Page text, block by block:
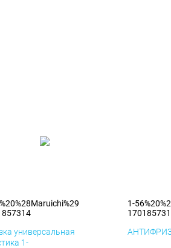
универсальная
1-
1-
АНТИФРИЗ